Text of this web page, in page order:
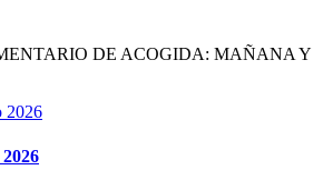
DE ACOGIDA: MAÑANA Y